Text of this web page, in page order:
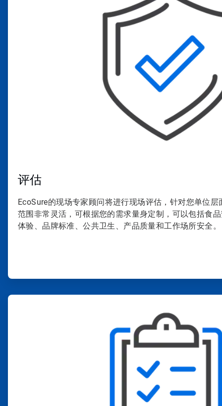
评估
EcoSure的现场专家顾问将进行现场评估，针对您单位
范围非常灵活，可根据您的需求量身定制，可以包括食
体验、品牌标准、公共卫生、产品质量和工作场所安全。
ArticleTile